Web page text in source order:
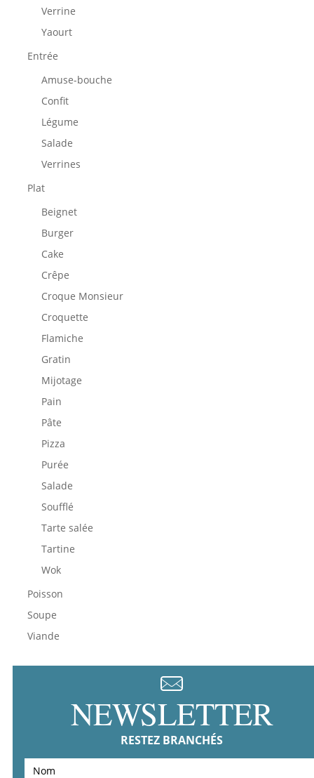
Verrine
Yaourt
Entrée
Amuse-bouche
Confit
Légume
Salade
Verrines
Plat
Beignet
Burger
Cake
Crêpe
Croque Monsieur
Croquette
Flamiche
Gratin
Mijotage
Pain
Pâte
Pizza
Purée
Salade
Soufflé
Tarte salée
Tartine
Wok
Poisson
Soupe
Viande
NEWSLETTER
RESTEZ BRANCHÉS